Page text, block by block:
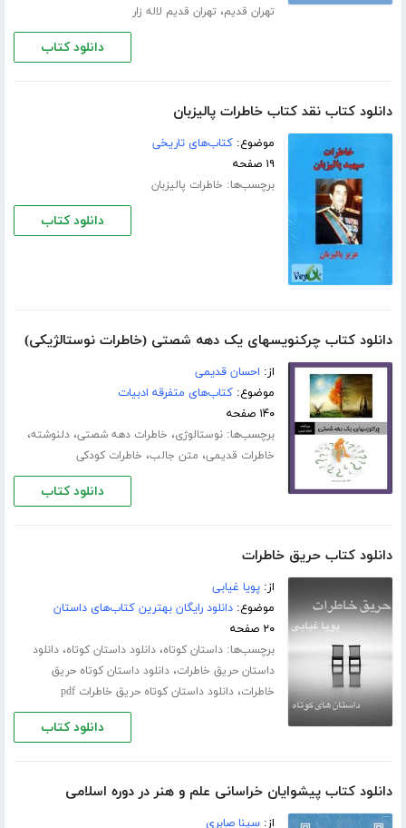
تهران قدیم، تهران قدیم لاله زار
دانلود کتاب
دانلود کتاب نقد کتاب خاطرات پالیزبان
موضوع:کتاب‌های تاریخی
۱۹ صفحه
برچسب‌ها: خاطرات پالیزبان
دانلود کتاب
دانلود کتاب چرکنویسهای یک دهه شصتی (خاطرات نوستالژیکی)
از: احسان قدیمی
موضوع:کتاب‌های متفرقه ادبیات
۱۴۰ صفحه
برچسب‌ها:نوستالوژی، خاطرات دهه شصتی،دلنوشته،
خاطرات قدیمی، متن جالب، خاطرات کودکی
دانلود کتاب
دانلود کتاب حریق خاطرات
از:پویا غیابی
موضوع:دانلود رایگان بهترین کتاب‌های داستان
۲۰ صفحه
برچسب‌ها:داستان کوتاه،دانلود داستان کوتاه،دانلود
داستان حریق خاطرات،دانلود داستان کوتاه حریق
خاطرات،دانلود داستان کوتاه حریق خاطرات pdf
دانلود کتاب
دانلود کتاب پیشوایان خراسانی علم و هنر در دوره اسلامی
از:سینا صابری